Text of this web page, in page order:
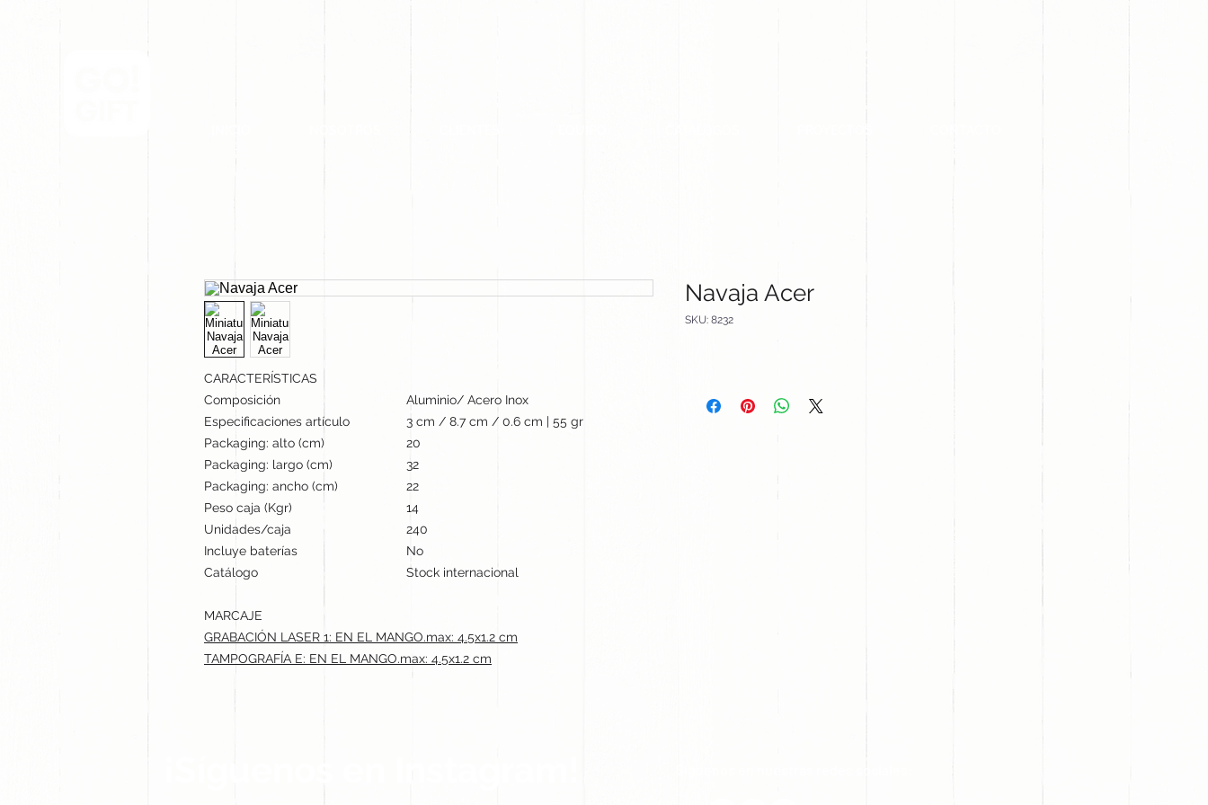
CARACTERÍSTICAS
Composición
Aluminio/ Acero Inox
Especificaciones artículo
3 cm / 8.7 cm / 0.6 cm | 55 gr
Packaging: alto (cm)
20
Packaging: largo (cm)
32
Packaging: ancho (cm)
22
Peso caja (Kgr)
14
Unidades/caja
240
Incluye baterías
No
Catálogo
Stock internacional
MARCAJE
GRABACIÓN LASER 1: EN EL MANGO.max: 4.5x1.2 cm
TAMPOGRAFÍA E: EN EL MANGO.max: 4.5x1.2 cm
Navaja Acer
SKU: 8232